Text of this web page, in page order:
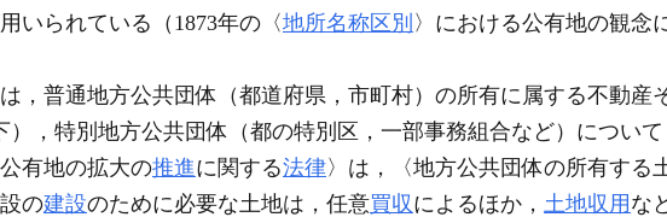
いられている（1873年の〈地所名称区別 〉における公有地の観念
，普通地方公共団体（都道府県，市町村）の所有に属する不動産
），特別地方公共団体（都の特別区，一部事務組合など）につい
有地の拡大の推進に関する法律〉は，〈地方公共団体の所有する
の建設のために必要な土地は，任意買収によるほか， 土地収用 な